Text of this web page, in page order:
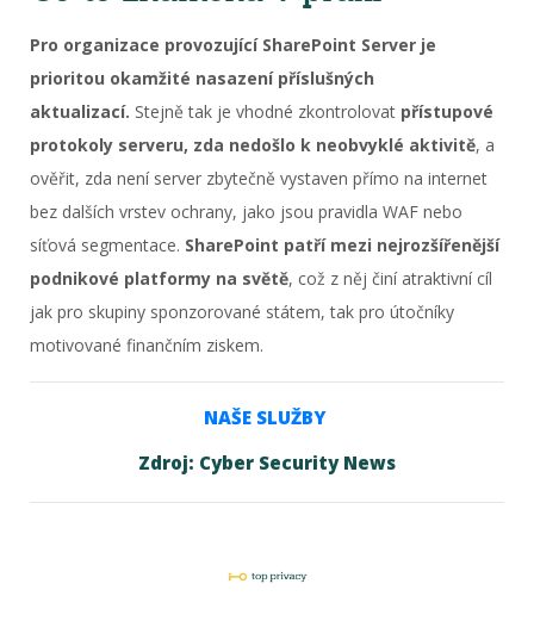
Pro organizace provozující SharePoint Server je
prioritou okamžité nasazení příslušných
aktualizací. Stejně tak je vhodné zkontrolovat přístupové
protokoly serveru, zda nedošlo k neobvyklé aktivitě, a
ověřit, zda není server zbytečně vystaven přímo na internet
bez dalších vrstev ochrany, jako jsou pravidla WAF nebo
síťová segmentace. SharePoint patří mezi nejrozšířenější
podnikové platformy na světě, což z něj činí atraktivní cíl
jak pro skupiny sponzorované státem, tak pro útočníky
motivované finančním ziskem.
NAŠE SLUŽBY
Zdroj: Cyber Security News